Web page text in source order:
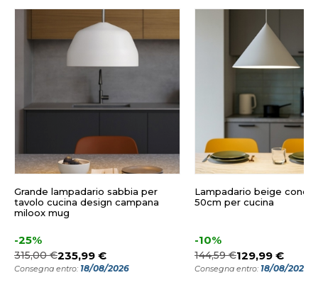
Grande lampadario sabbia per
tavolo cucina design campana
miloox mug
-25%
315,00 €235,99 €
Consegna entro: 18/08/2026
Lampadario beige cono
50cm per cucina
-10%
144,59 €129,99 €
Consegna entro: 18/08/2026